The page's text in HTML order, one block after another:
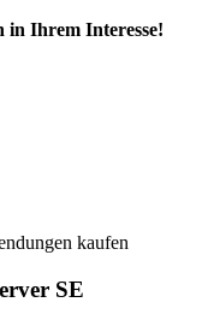
in Ihrem Interesse!
SE